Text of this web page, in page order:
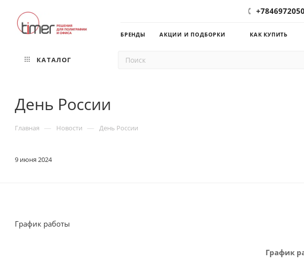
БРЕНДЫ АКЦИИ И ПОДБОРКИ КАК КУПИТЬ
КАТАЛОГ
День России
Главная — Новости — День России
9 июня 2024
График работы
График